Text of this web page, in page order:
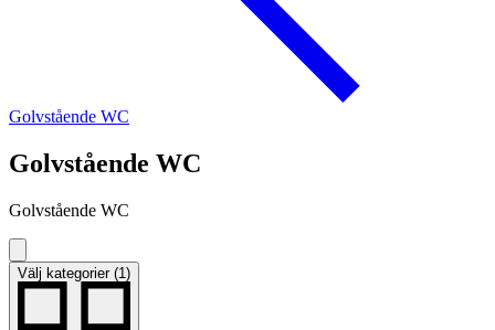
Golvstående WC
Golvstående WC
Golvstående WC
Välj kategorier (1)